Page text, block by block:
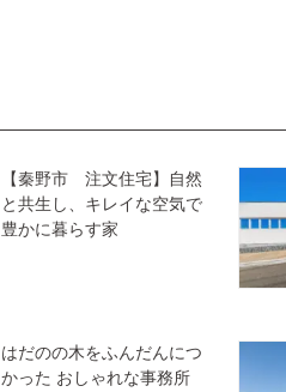
【秦野市 注文住宅】自然
と共生し、キレイな空気で
豊かに暮らす家
はだのの木をふんだんにつ
かった おしゃれな事務所